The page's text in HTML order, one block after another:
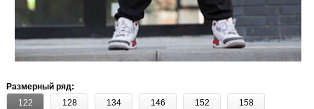
Размерный ряд:
122
128 134 146 152 158